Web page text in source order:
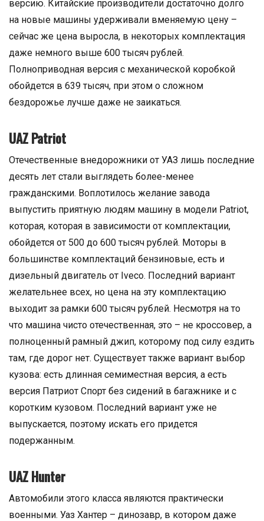
версию. Китайские производители достаточно долго
на новые машины удерживали вменяемую цену –
сейчас же цена выросла, в некоторых комплектация
даже немного выше 600 тысяч рублей.
Полноприводная версия с механической коробкой
обойдется в 639 тысяч, при этом о сложном
бездорожье лучше даже не заикаться.
UAZ Patriot
Отечественные внедорожники от УАЗ лишь последние
десять лет стали выглядеть более-менее
гражданскими. Воплотилось желание завода
выпустить приятную людям машину в модели Patriot,
которая, которая в зависимости от комплектации,
обойдется от 500 до 600 тысяч рублей. Моторы в
большинстве комплектаций бензиновые, есть и
дизельный двигатель от Iveco. Последний вариант
желательнее всех, но цена на эту комплектацию
выходит за рамки 600 тысяч рублей. Несмотря на то
что машина чисто отечественная, это – не кроссовер, а
полноценный рамный джип, которому под силу ездить
там, где дорог нет. Существует также вариант выбор
кузова: есть длинная семиместная версия, а есть
версия Патриот Спорт без сидений в багажнике и с
коротким кузовом. Последний вариант уже не
выпускается, поэтому искать его придется
подержанным.
UAZ Hunter
Автомобили этого класса являются практически
военными. Уаз Хантер – динозавр, в котором даже